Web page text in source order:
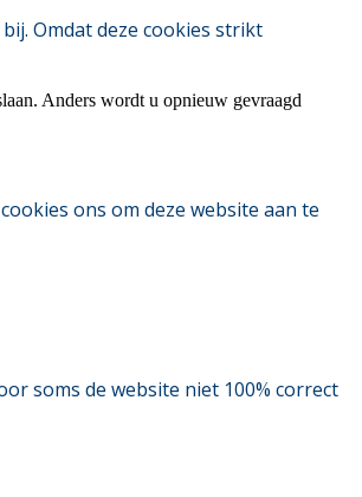
Omdat deze cookies strikt
Anders wordt u opnieuw gevraagd
ons om deze website aan te
soms de website niet 100% correct